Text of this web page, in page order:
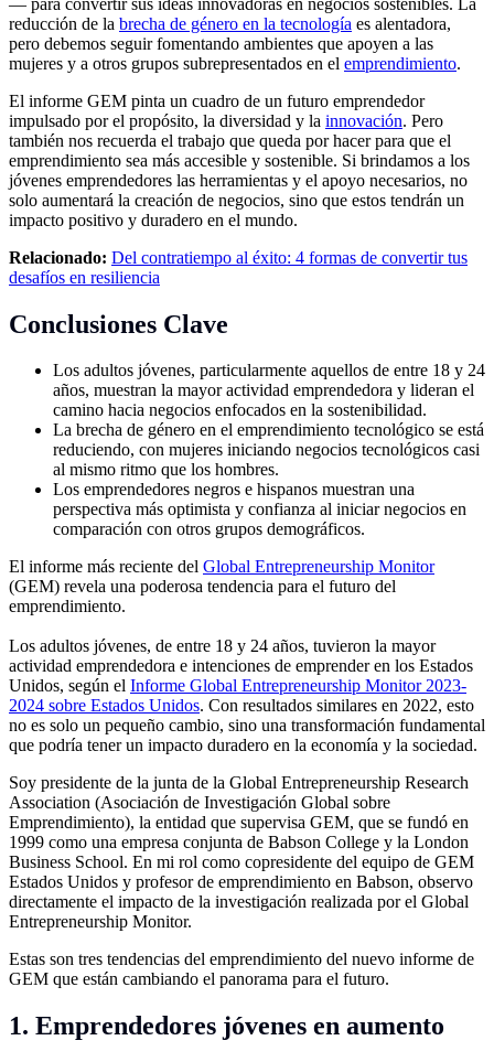
reducción de la brecha de género en la tecnología es alentadora,
pero debemos seguir fomentando ambientes que apoyen a las
mujeres y a otros grupos subrepresentados en el emprendimiento.
El informe GEM pinta un cuadro de un futuro emprendedor
impulsado por el propósito, la diversidad y la innovación. Pero
también nos recuerda el trabajo que queda por hacer para que el
emprendimiento sea más accesible y sostenible. Si brindamos a los
jóvenes emprendedores las herramientas y el apoyo necesarios, no
solo aumentará la creación de negocios, sino que estos tendrán un
impacto positivo y duradero en el mundo.
Relacionado: Del contratiempo al éxito: 4 formas de convertir tus
desafíos en resiliencia
Conclusiones Clave
Los adultos jóvenes, particularmente aquellos de entre 18 y 24
años, muestran la mayor actividad emprendedora y lideran el
camino hacia negocios enfocados en la sostenibilidad.
La brecha de género en el emprendimiento tecnológico se está
reduciendo, con mujeres iniciando negocios tecnológicos casi
al mismo ritmo que los hombres.
Los emprendedores negros e hispanos muestran una
perspectiva más optimista y confianza al iniciar negocios en
comparación con otros grupos demográficos.
El informe más reciente del Global Entrepreneurship Monitor
(GEM) revela una poderosa tendencia para el futuro del
emprendimiento.
Los adultos jóvenes, de entre 18 y 24 años, tuvieron la mayor
actividad emprendedora e intenciones de emprender en los Estados
Unidos, según el Informe Global Entrepreneurship Monitor 2023-
2024 sobre Estados Unidos. Con resultados similares en 2022, esto
no es solo un pequeño cambio, sino una transformación fundamental
que podría tener un impacto duradero en la economía y la sociedad.
Soy presidente de la junta de la Global Entrepreneurship Research
Association (Asociación de Investigación Global sobre
Emprendimiento), la entidad que supervisa GEM, que se fundó en
1999 como una empresa conjunta de Babson College y la London
Business School. En mi rol como copresidente del equipo de GEM
Estados Unidos y profesor de emprendimiento en Babson, observo
directamente el impacto de la investigación realizada por el Global
Entrepreneurship Monitor.
Estas son tres tendencias del emprendimiento del nuevo informe de
GEM que están cambiando el panorama para el futuro.
1. Emprendedores jóvenes en aumento